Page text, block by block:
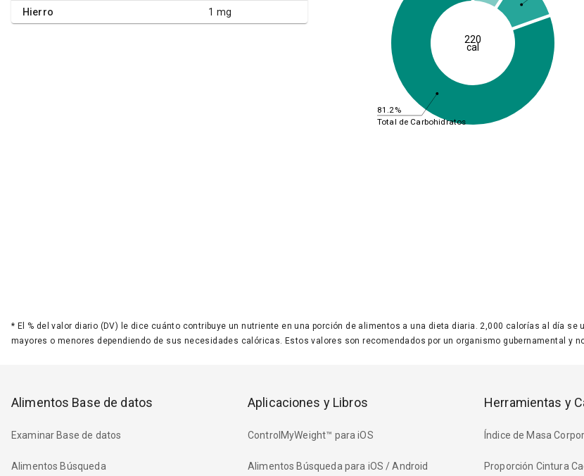
Hierro 1 mg
81.2%
Total de Carbohidratos
220
cal
* El % del valor diario (DV) le dice cuánto contribuye un nutriente en una porción de alimentos a una dieta diaria. 2,000 calorías al día
mayores o menores dependiendo de sus necesidades calóricas. Estos valores son recomendados por un organismo gubernamental y
Alimentos Base de datos
Examinar Base de datos
Alimentos Búsqueda
Aplicaciones y Libros
ControlMyWeight™ para iOS
Alimentos Búsqueda para iOS / Android
Herramientas y
Índice de Masa
Proporción Cintura